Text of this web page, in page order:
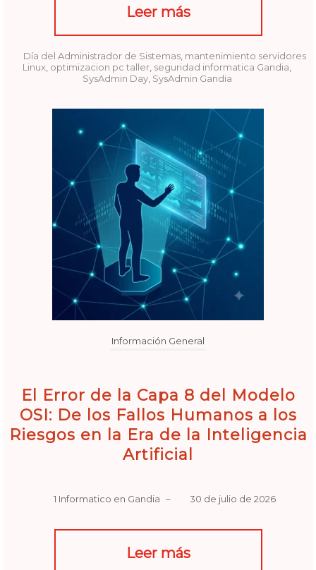
Leer más
Día del Administrador de Sistemas, mantenimiento servidores
Linux, optimizacion pc taller, seguridad informatica Gandia,
SysAdmin Day, SysAdmin Gandia
Información General
El Error de la Capa 8 del Modelo
OSI: De los Fallos Humanos a los
Riesgos en la Era de la Inteligencia
Artificial
1 Informatico en Gandia – 30 de julio de 2026
Leer más